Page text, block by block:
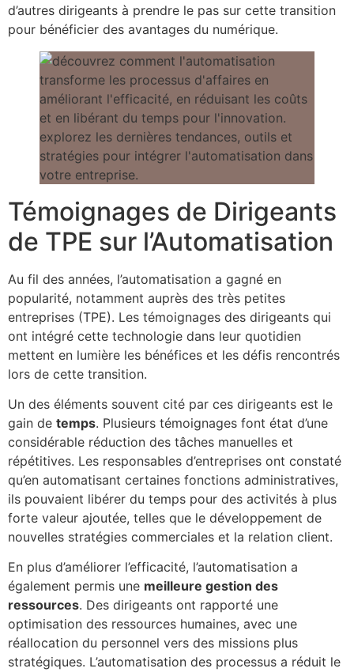
d’autres dirigeants à prendre le pas sur cette transition
pour bénéficier des avantages du numérique.
Témoignages de Dirigeants
de TPE sur l’Automatisation
Au fil des années, l’automatisation a gagné en
popularité, notamment auprès des très petites
entreprises (TPE). Les témoignages des dirigeants qui
ont intégré cette technologie dans leur quotidien
mettent en lumière les bénéfices et les défis rencontrés
lors de cette transition.
Un des éléments souvent cité par ces dirigeants est le
gain de temps. Plusieurs témoignages font état d’une
considérable réduction des tâches manuelles et
répétitives. Les responsables d’entreprises ont constaté
qu’en automatisant certaines fonctions administratives,
ils pouvaient libérer du temps pour des activités à plus
forte valeur ajoutée, telles que le développement de
nouvelles stratégies commerciales et la relation client.
En plus d’améliorer l’efficacité, l’automatisation a
également permis une meilleure gestion des
ressources. Des dirigeants ont rapporté une
optimisation des ressources humaines, avec une
réallocation du personnel vers des missions plus
stratégiques. L’automatisation des processus a réduit le